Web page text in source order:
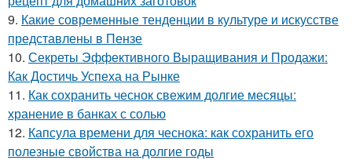
9. Какие современные тенденции в культуре и искусстве
представлены в Пензе
10. Секреты Эффективного Выращивания и Продажи:
Как Достичь Успеха на Рынке
11. Как сохранить чеснок свежим долгие месяцы:
хранение в банках с солью
12. Капсула времени для чеснока: как сохранить его
полезные свойства на долгие годы